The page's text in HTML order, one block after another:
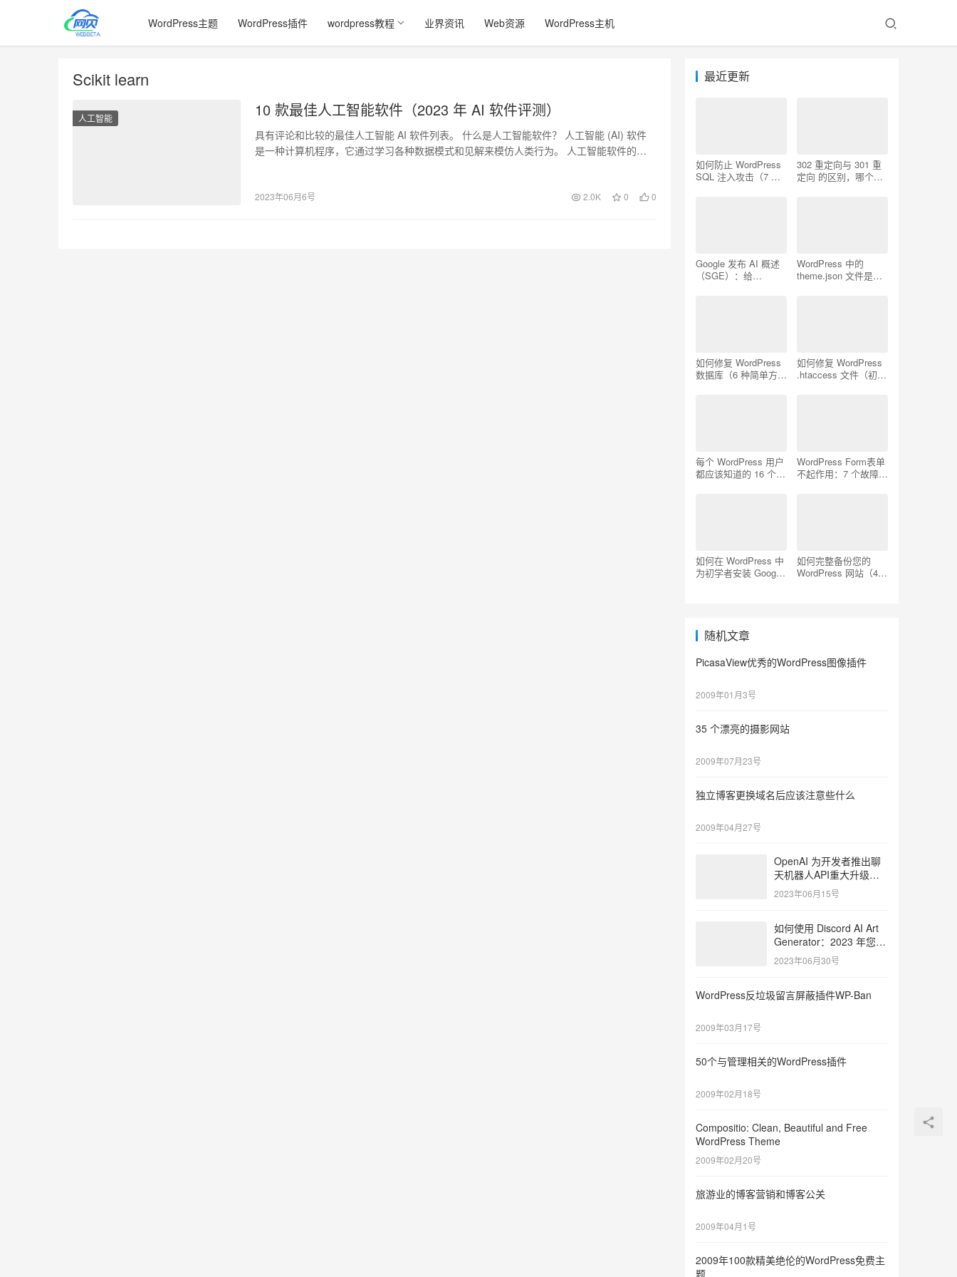
WordPress主题 WordPress插件 wordpress教程 业界资讯 Web资源 WordPress主机
Scikit learn
人工智能 10 款最佳人工智能软件（2023 年 AI 软件评测）
具有评论和比较的最佳人工智能 AI 软件列表。 什么是人工智能软件？ 人工智能 (AI) 软件
是一种计算机程序，它通过学习各种数据模式和见解来模仿人类行为。 人工智能软件的主
2023年06月6号 2.0K 0 0
最近更新
如何防止 WordPress
SQL 注入攻击（7 个
302 重定向与 301 重
定向 的区别，哪个更
Google 发布 AI 概述
（SGE）：给
WordPress 中的
theme.json 文件是什
如何修复 WordPress
数据库（6 种简单方
如何修复 WordPress
.htaccess 文件（初学
每个 WordPress 用户
都应该知道的 16 个
WordPress Form表单
不起作用：7 个故障排
如何在 WordPress 中
为初学者安装 Google
如何完整备份您的
WordPress 网站（4
随机文章
PicasaView优秀的WordPress图像插件
2009年01月3号
35 个漂亮的摄影网站
2009年07月23号
独立博客更换域名后应该注意些什么
2009年04月27号
OpenAI 为开发者推出聊
天机器人API重大升级，
同时降低价格
2023年06月15号
如何使用 Discord AI Art
Generator：2023 年您应
该加入的 7 个服务器
2023年06月30号
WordPress反垃圾留言屏蔽插件WP-Ban
2009年03月17号
50个与管理相关的WordPress插件
2009年02月18号
Compositio: Clean, Beautiful and Free
WordPress Theme
2009年02月20号
旅游业的博客营销和博客公关
2009年04月1号
2009年100款精美绝伦的WordPress免费主
题